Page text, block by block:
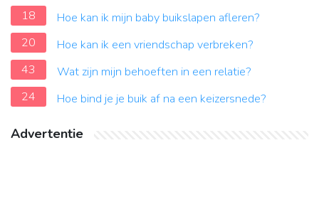
18
Hoe kan ik mijn baby buikslapen afleren?
20
Hoe kan ik een vriendschap verbreken?
43
Wat zijn mijn behoeften in een relatie?
24
Hoe bind je je buik af na een keizersnede?
Advertentie